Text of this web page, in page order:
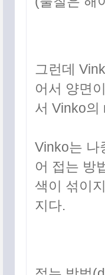
그런데
어서 양면
서 Vinko의
Vinko는 나
어 접는 방
색이 섞이
지다.